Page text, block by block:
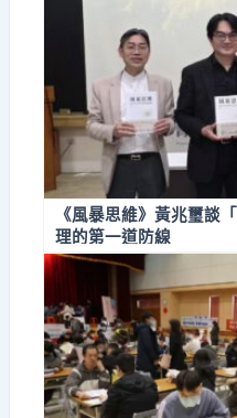
《風暴思維》黃兆璽談
理的第一道防線